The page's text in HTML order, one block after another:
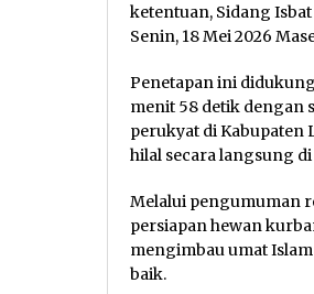
ketentuan, Sidang
Senin, 18 Mei 2026
Penetapan ini
menit 58 detik dengan
perukyat di Kabupaten
hilal secara langsung
Melalui pengumuman
persiapan hewan
mengimbau umat
baik.